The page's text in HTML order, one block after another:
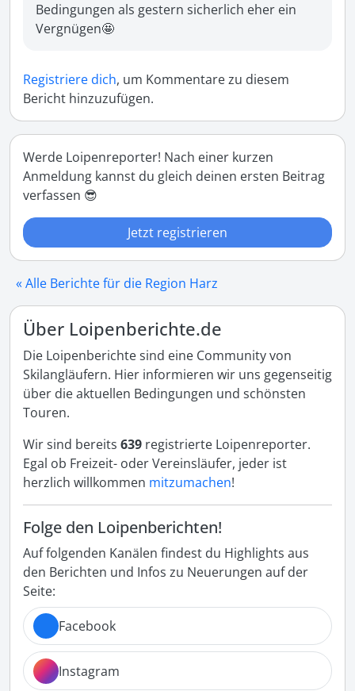
Bedingungen als gestern sicherlich eher ein
Vergnügen🤩
Registriere dich, um Kommentare zu diesem
Bericht hinzuzufügen.
Werde Loipenreporter! Nach einer kurzen
Anmeldung kannst du gleich deinen ersten Beitrag
verfassen 😎
Jetzt registrieren
« Alle Berichte für die Region Harz
Über Loipenberichte.de
Die Loipenberichte sind eine Community von
Skilangläufern. Hier informieren wir uns gegenseitig
über die aktuellen Bedingungen und schönsten
Touren.
Wir sind bereits 639 registrierte Loipenreporter.
Egal ob Freizeit- oder Vereinsläufer, jeder ist
herzlich willkommen mitzumachen!
Folge den Loipenberichten!
Auf folgenden Kanälen findest du Highlights aus
den Berichten und Infos zu Neuerungen auf der
Seite:
Facebook
Instagram